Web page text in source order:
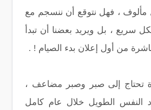
، فهل نتوقع أن ننسجم مع
سريع ، بل ويريد بعضنا أن تبدأ
من أول إعلان بدء الصيام ! .
تحتاج إلى صبر وصبر مضاعف ،
النفس الطويل خلال عام كامل